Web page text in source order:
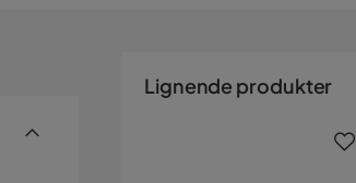
Lignende produkter